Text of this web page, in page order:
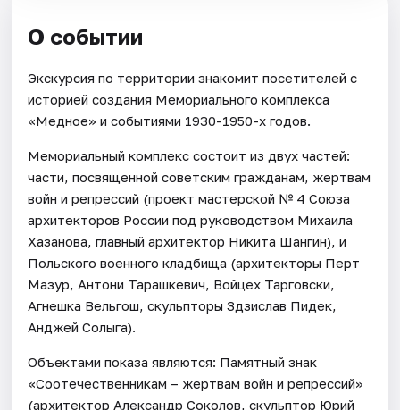
О событии
Экскурсия по территории знакомит посетителей с
историей создания Мемориального комплекса
«Медное» и событиями 1930-1950-х годов.
Мемориальный комплекс состоит из двух частей:
части, посвященной советским гражданам, жертвам
войн и репрессий (проект мастерской № 4 Союза
архитекторов России под руководством Михаила
Хазанова, главный архитектор Никита Шангин), и
Польского военного кладбища (архитекторы Перт
Мазур, Антони Тарашкевич, Войцех Тарговски,
Агнешка Вельгош, скульпторы Здзислав Пидек,
Анджей Солыга).
Объектами показа являются: Памятный знак
«Соотечественникам – жертвам войн и репрессий»
(архитектор Александр Соколов, скульптор Юрий